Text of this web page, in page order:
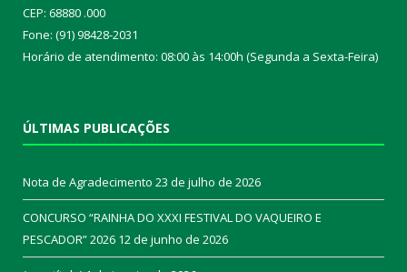
CEP: 68880 .000
Fone: (91) 98428-2031
Horário de atendimento: 08:00 às 14:00h (Segunda a Sexta-Feira)
ÚLTIMAS PUBLICAÇÕES
Nota de Agradecimento 23 de julho de 2026
CONCURSO “RAINHA DO XXXI FESTIVAL DO VAQUEIRO E
PESCADOR” 2026 12 de junho de 2026